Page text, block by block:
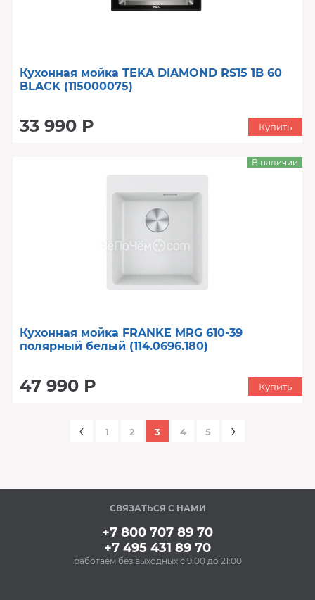
Кухонная мойка TEKA DIAMOND RS15 1B 60
BLACK (115000075)
33 990 Р Купить
Кухонная мойка FRANKE MRG 610-39
полярный белый (114.0696.180)
47 990 Р
В наличии
Купить
‹ 1 2 3 4 5 ›
СВЯЗАТЬСЯ С НАМИ
+7 800 707 89 70
+7 495 431 89 70
работаем без выходных с 9:00 до 21:00